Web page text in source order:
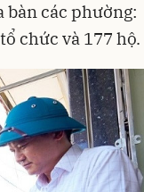
các phường:
chức và 177 hộ.